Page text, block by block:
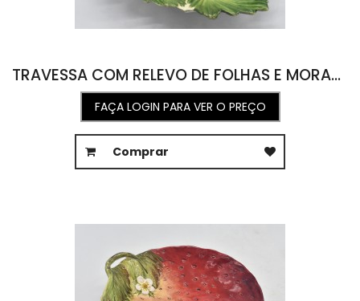
TRAVESSA COM RELEVO DE FOLHAS E MORANGOS E FLOR BRANCA 33,5L X 37,5C X 6A
FAÇA LOGIN PARA VER O PREÇO
Comprar